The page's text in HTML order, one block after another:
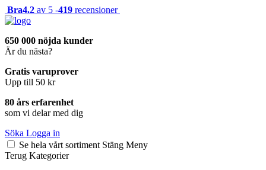
Bra4.2 av 5 -419 recensioner
650 000 nöjda kunder
Är du nästa?
Gratis varuprover
Upp till 50 kr
80 års erfarenhet
som vi delar med dig
Söka Logga in
Se hela vårt sortiment Stäng Meny
Terug Kategorier